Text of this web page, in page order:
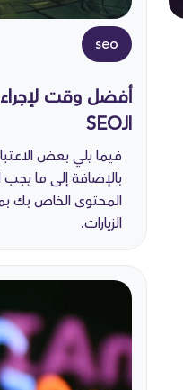
seo
أفضل وقت
الـSEO
فيما يلي بعض
بالإضافة إلى ما
المحتوى الخاص بك
الزيارات.